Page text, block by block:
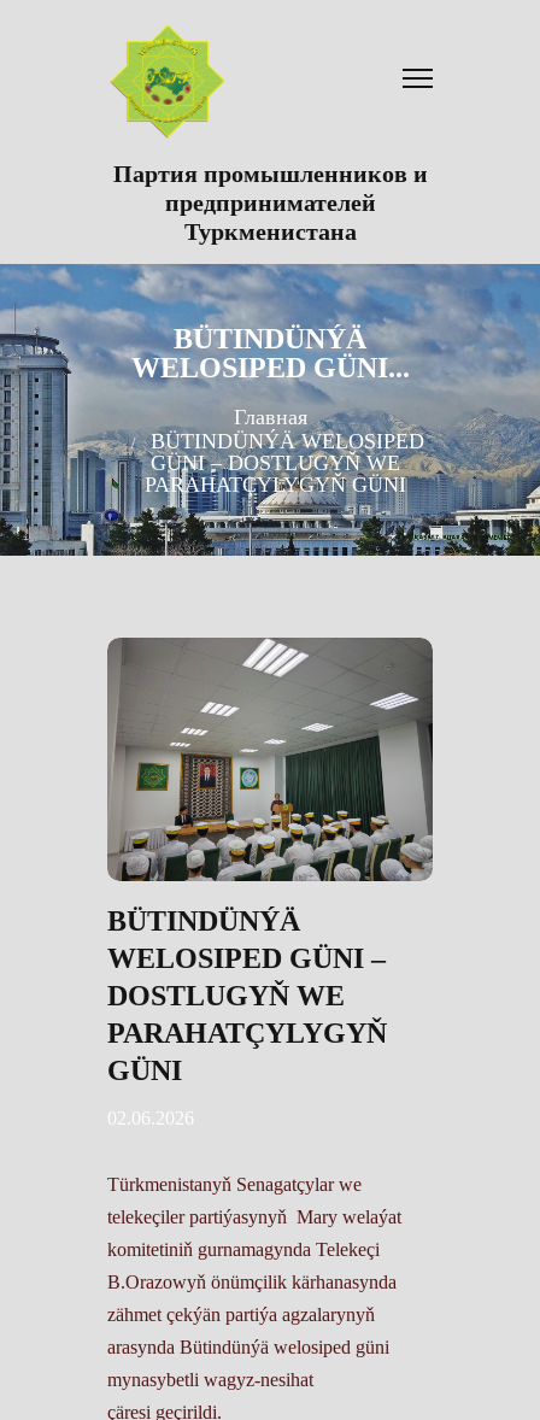
Партия промышленников и
предпринимателей
Туркменистана
BÜTINDÜNÝÄ
WELOSIPED GÜNI...
Главная
BÜTINDÜNÝÄ WELOSIPED
GÜNI – DOSTLUGYŇ WE
PARAHATÇYLYGYŇ GÜNI
BÜTINDÜNÝÄ
WELOSIPED GÜNI –
DOSTLUGYŇ WE
PARAHATÇYLYGYŇ
GÜNI
02.06.2026
Türkmenistanyň Senagatçylar we
telekeçiler partiýasynyň Mary welaýat
komitetiniň gurnamagynda Telekeçi
B.Orazowyň önümçilik kärhanasynda
zähmet çekýän partiýa agzalarynyň
arasynda Bütindünýä welosiped güni
mynasybetli wagyz-nesihat
çäresi geçirildi.